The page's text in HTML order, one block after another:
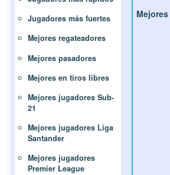
Jugadores más fuertes
Mejores regateadores
Mejores pasadores
Mejores en tiros libres
Mejores jugadores Sub-
21
Mejores jugadores Liga
Santander
Mejores jugadores
Premier League